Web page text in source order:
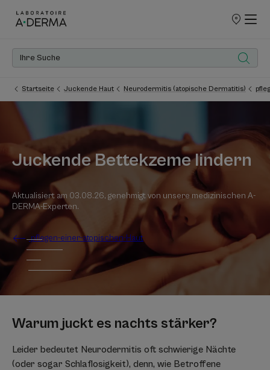
UNSERE
Startseite Juckende Haut Neurodermitis (atopische Dermatitis)
Juckende Bettekzeme lindern
Aktualisiert am 03.08.26, genehmigt von unsere medizinischen A-
DERMA-Experten.
pflegen-einer-atopischen-Haut
Warum juckt es nachts stärker?
Leider bedeutet Neurodermitis oft schwierige Nächte
(oder sogar Schlaflosigkeit), denn, wie Betroffene